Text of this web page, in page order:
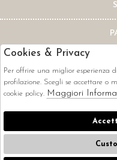
Cookies & Privacy
Per offrire una miglior esperienza
profilazione. Scegli se accettare o
cookie policy. Maggiori